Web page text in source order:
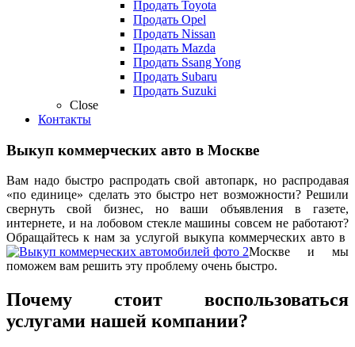
Продать Toyota
Продать Opel
Продать Nissan
Продать Mazda
Продать Ssang Yong
Продать Subaru
Продать Suzuki
Close
Контакты
Выкуп коммерческих авто в Москве
Вам надо быстро распродать свой автопарк, но распродавая
«по единице» сделать это быстро нет возможности? Решили
свернуть свой бизнес, но ваши объявления в газете,
интернете, и на лобовом стекле машины совсем не работают?
Обращайтесь к нам за услугой выкупа коммерческих авто в
Москве и мы
поможем вам решить эту проблему очень быстро.
Почему стоит воспользоваться
услугами нашей компании?